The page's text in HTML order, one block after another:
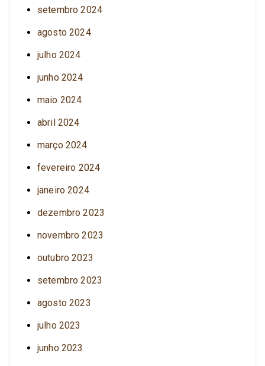
setembro 2024
agosto 2024
julho 2024
junho 2024
maio 2024
abril 2024
março 2024
fevereiro 2024
janeiro 2024
dezembro 2023
novembro 2023
outubro 2023
setembro 2023
agosto 2023
julho 2023
junho 2023